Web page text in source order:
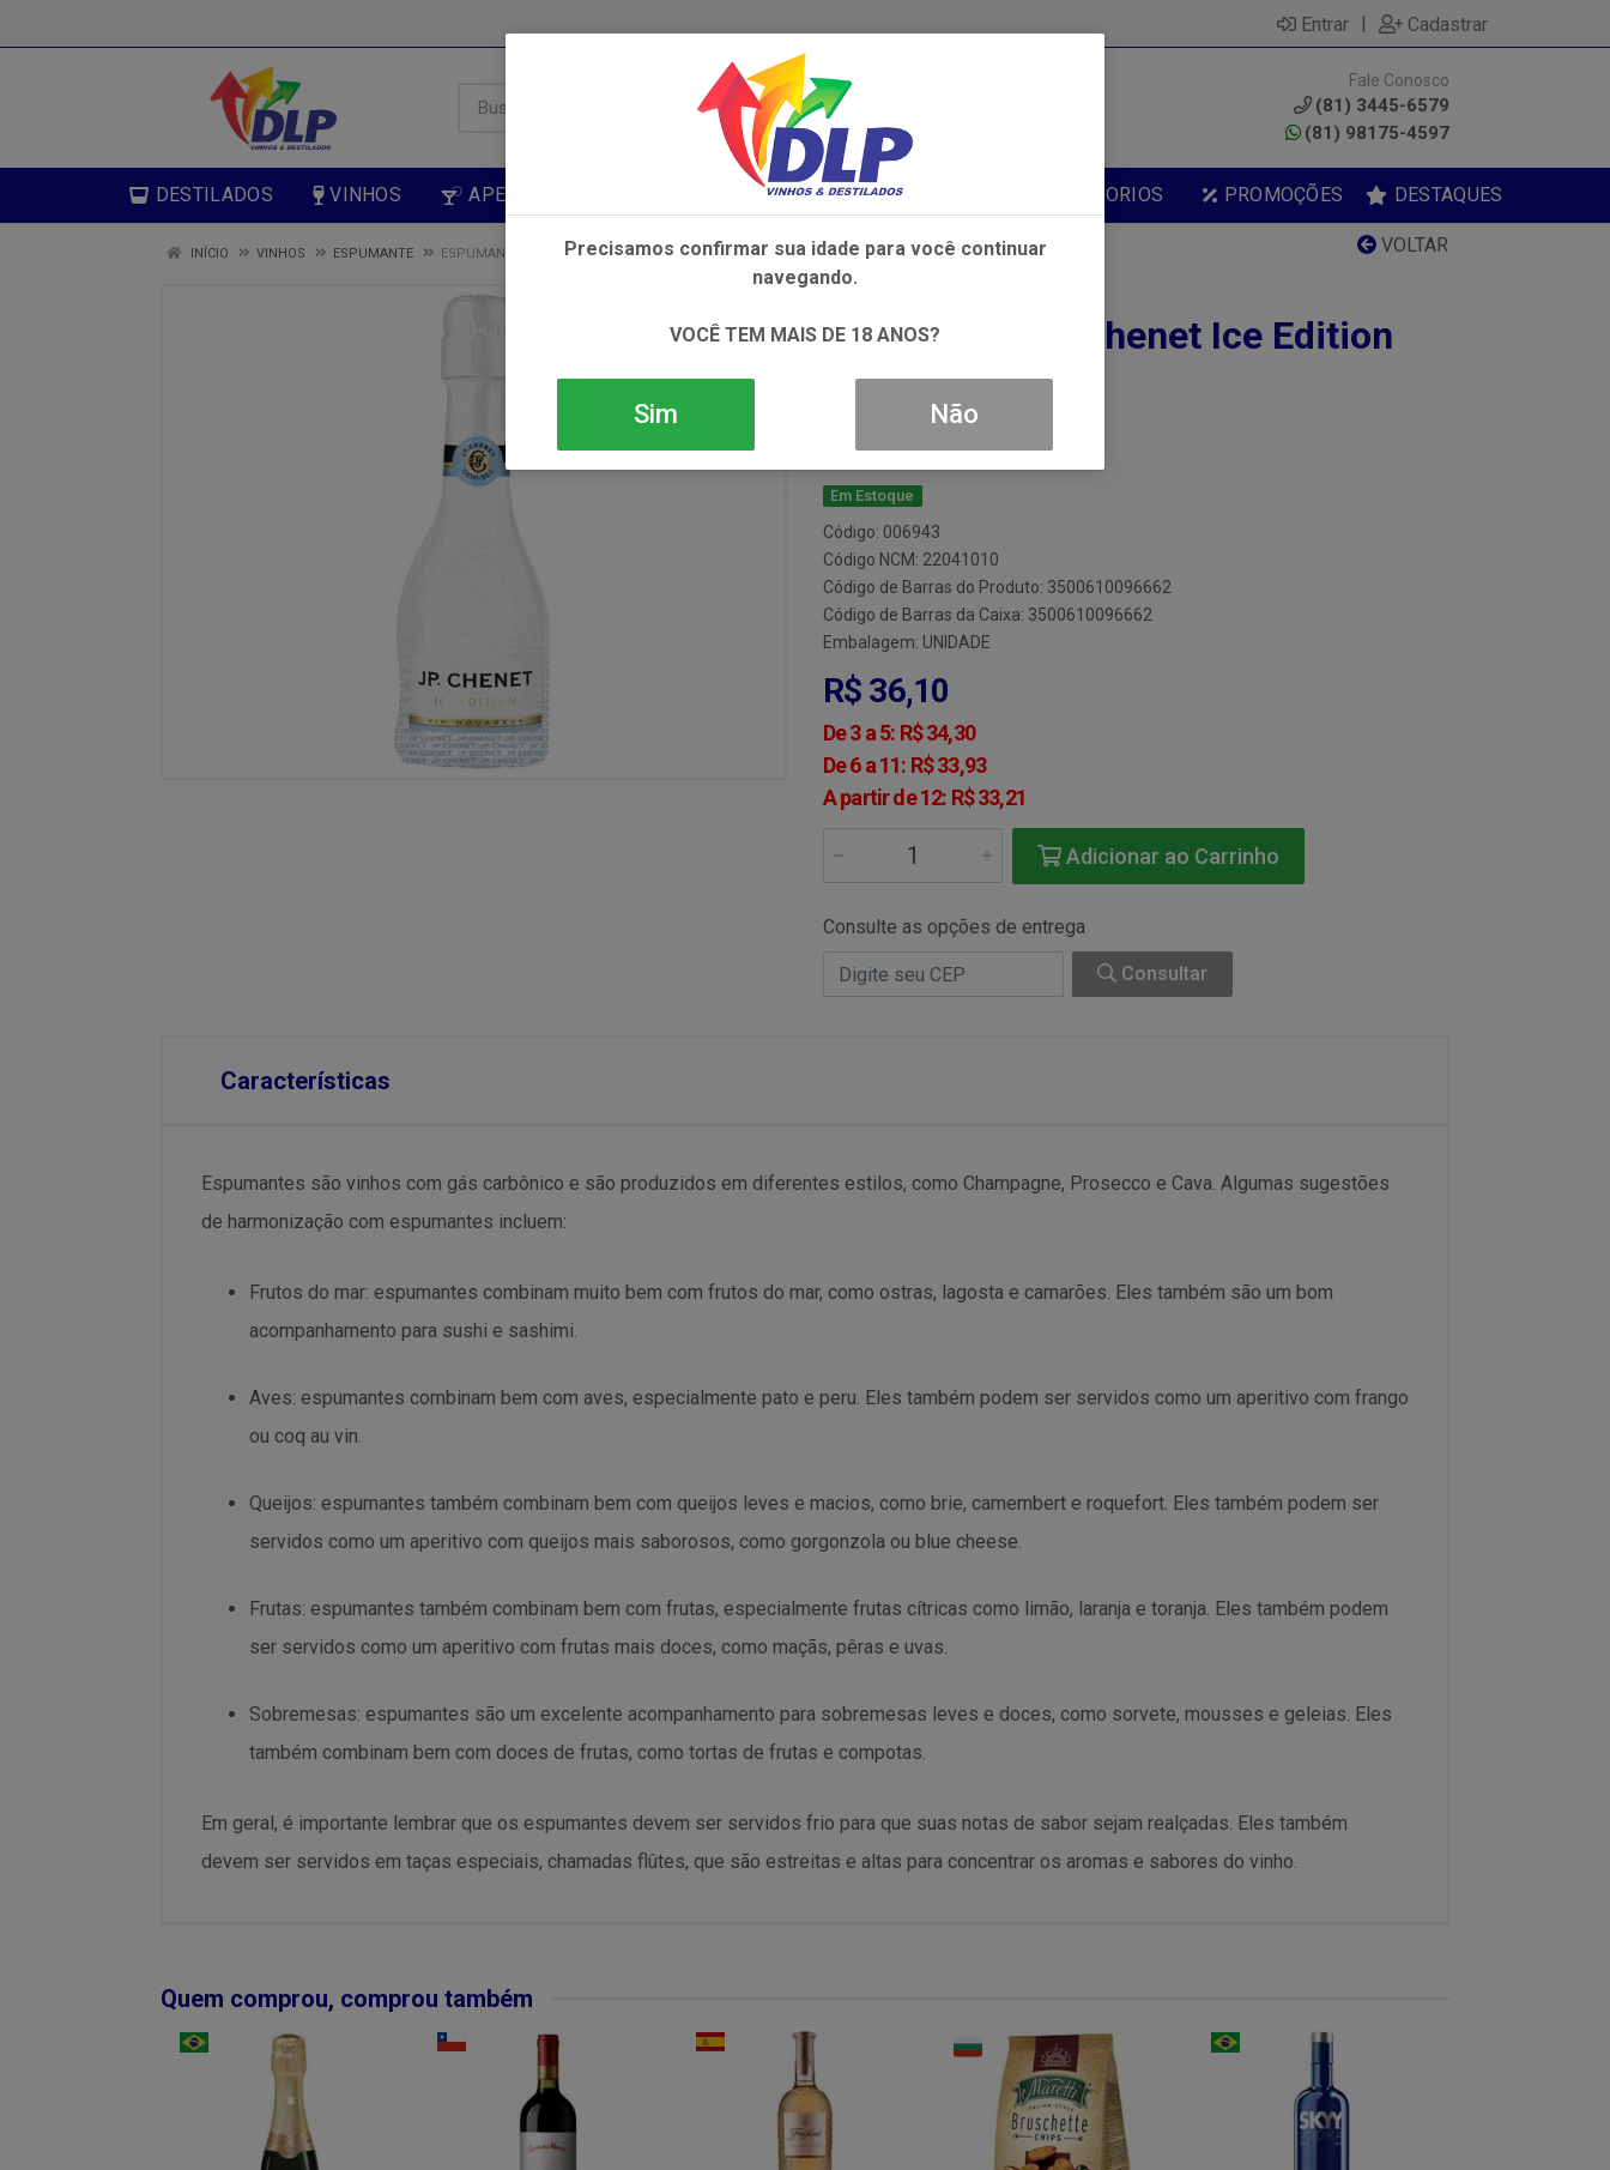
Entrar | Cadastrar
Fale Conosco
(81) 3445-6579
(81) 98175-4597
DESTILADOS VINHOS APERITIVOS NÃO ALCOÓLICOS ALIMENTOS ACESSORIOS PROMOÇÕES DESTAQUES
VOLTAR
INÍCIO VINHOS ESPUMANTE ESPUMANTE JP CHENET ICE EDITION 1X200ML
Espumante Jp Chenet Ice Edition
1x200ml
Em Estoque
Código: 006943
Código NCM: 22041010
Código de Barras do Produto: 3500610096662
Código de Barras da Caixa: 3500610096662
Embalagem: UNIDADE
R$ 36,10
De 3 a 5: R$ 34,30
De 6 a 11: R$ 33,93
A partir de 12: R$ 33,21
Adicionar ao Carrinho
Consulte as opções de entrega
Consultar
Características
Espumantes são vinhos com gás carbônico e são produzidos em diferentes estilos, como Champagne, Prosecco e Cava. Algumas sugestões
de harmonização com espumantes incluem:
Frutos do mar: espumantes combinam muito bem com frutos do mar, como ostras, lagosta e camarões. Eles também são um bom
acompanhamento para sushi e sashimi.
Aves: espumantes combinam bem com aves, especialmente pato e peru. Eles também podem ser servidos como um aperitivo com frango
ou coq au vin.
Queijos: espumantes também combinam bem com queijos leves e macios, como brie, camembert e roquefort. Eles também podem ser
servidos como um aperitivo com queijos mais saborosos, como gorgonzola ou blue cheese.
Frutas: espumantes também combinam bem com frutas, especialmente frutas cítricas como limão, laranja e toranja. Eles também podem
ser servidos como um aperitivo com frutas mais doces, como maçãs, pêras e uvas.
Sobremesas: espumantes são um excelente acompanhamento para sobremesas leves e doces, como sorvete, mousses e geleias. Eles
também combinam bem com doces de frutas, como tortas de frutas e compotas.
Em geral, é importante lembrar que os espumantes devem ser servidos frio para que suas notas de sabor sejam realçadas. Eles também
devem ser servidos em taças especiais, chamadas flûtes, que são estreitas e altas para concentrar os aromas e sabores do vinho.
Quem comprou, comprou também
Precisamos confirmar sua idade para você continuar
navegando.
VOCÊ TEM MAIS DE 18 ANOS?
Sim Não